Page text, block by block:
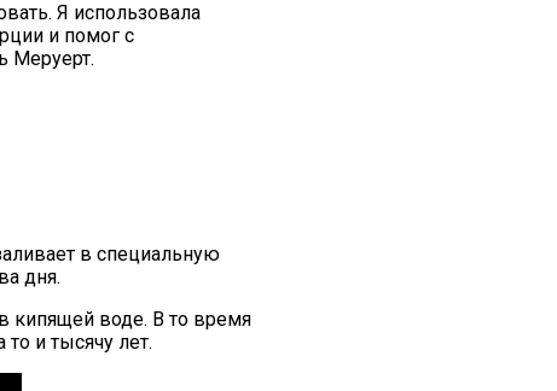
Я использовала
и помог с
Меруерт.
в специальную
дня.
кипящей воде. В то время
и тысячу лет.